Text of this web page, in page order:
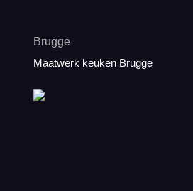
Brugge
Maatwerk keuken Brugge